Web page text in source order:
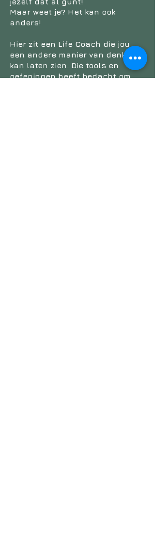
Maar weet je? Het kan ook
anders!
Hier zit een Life Coach die jou
een andere manier van denken
kan laten zien. Die tools en
oefeningen heeft bedacht om